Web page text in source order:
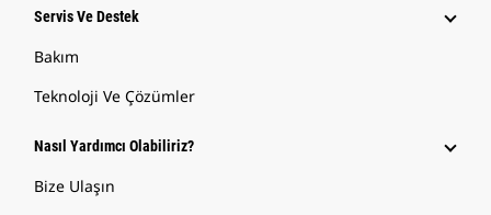
Servis Ve Destek
Bakım
Teknoloji Ve Çözümler
Nasıl Yardımcı Olabiliriz?
Bize Ulaşın